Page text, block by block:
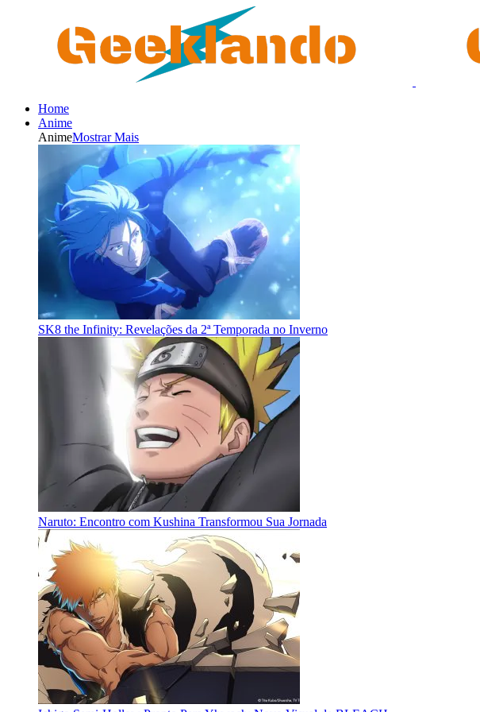
Home
Anime
AnimeMostrar Mais
SK8 the Infinity: Revelações da 2ª Temporada no Inverno
Naruto: Encontro com Kushina Transformou Sua Jornada